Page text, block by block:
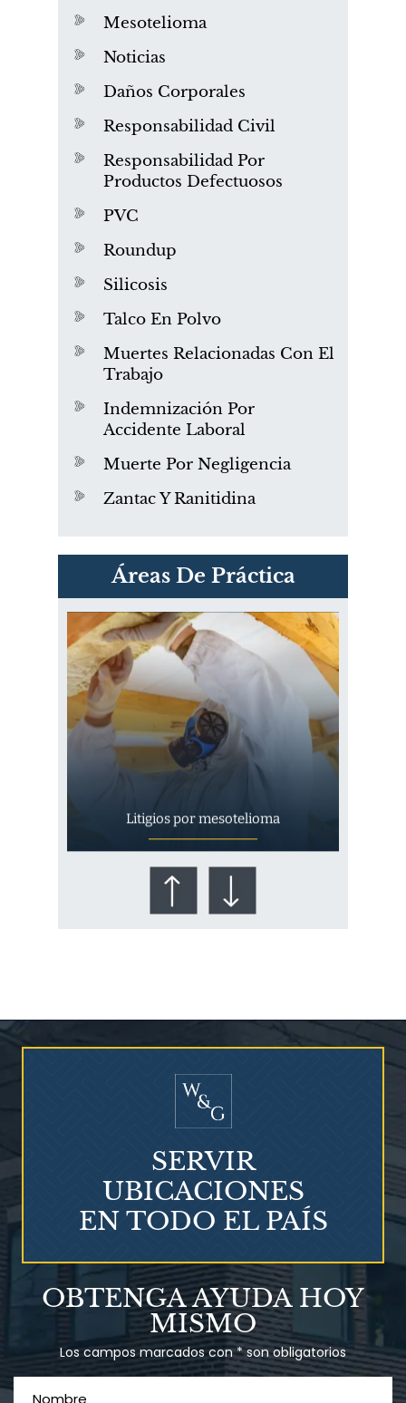
Mesotelioma
Noticias
Daños Corporales
Responsabilidad Civil
Responsabilidad Por
Productos Defectuosos
PVC
Roundup
Silicosis
Talco En Polvo
Muertes Relacionadas Con El
Trabajo
Indemnización Por
Accidente Laboral
Muerte Por Negligencia
Zantac Y Ranitidina
Áreas De Práctica
PVC Cloruro de polivinilo
Exposición
Litigios por mesotelioma
¿Quién corre el riesgo de
Talco en polvo
Ovary cancer
OBTENGA AYUDA HOY
MISMO
Los campos marcados con * son obligatorios
SERVIR
UBICACIONES
EN TODO EL PAÍS